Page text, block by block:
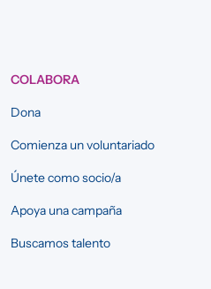
COLABORA
Dona
Comienza un voluntariado
Únete como socio/a
Apoya una campaña
Buscamos talento